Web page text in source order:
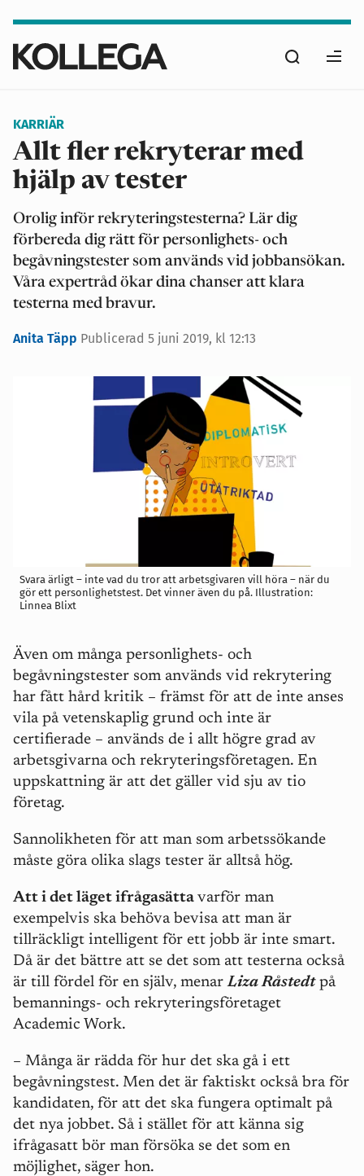
huvudinnehåll
Sök
KARRIÄR
Allt fler rekryterar med
hjälp av tester
Orolig inför rekryteringstesterna? Lär dig
förbereda dig rätt för personlighets- och
begåvningstester som används vid jobbansökan.
Våra expertråd ökar dina chanser att klara
testerna med bravur.
Anita Täpp Publicerad 5 juni 2019, kl 12:13
Svara ärligt – inte vad du tror att arbetsgivaren vill höra – när du
gör ett personlighetstest. Det vinner även du på. Illustration:
Linnea Blixt
Även om många personlighets- och
begåvningstester som används vid rekrytering
har fått hård kritik – främst för att de inte anses
vila på vetenskaplig grund och inte är
certifierade – används de i allt högre grad av
arbetsgivarna och rekryteringsföretagen. En
uppskattning är att det gäller vid sju av tio
företag.
Sannolikheten för att man som arbetssökande
måste göra olika slags tester är alltså hög.
Att i det läget ifrågasätta varför man
exempelvis ska behöva bevisa att man är
tillräckligt intelligent för ett jobb är inte smart.
Då är det bättre att se det som att testerna också
är till fördel för en själv, menarLiza Råstedtpå
bemannings- och rekryteringsföretaget
Academic Work.
– Många är rädda för hur det ska gå i ett
begåvningstest. Men det är faktiskt också bra för
kandidaten, för att det ska fungera optimalt på
det nya jobbet. Så i stället för att känna sig
ifrågasatt bör man försöka se det som en
möjlighet, säger hon.